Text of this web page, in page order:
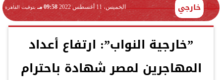
خارجي الخميس، 11 أغسطس 2022 09:58 مـ بتوقيت القاهرة
”خارجية النواب”: ارتفاع أعداد
المهاجرين لمصر شهادة باحترام